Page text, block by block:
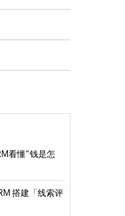
看懂“钱是怎
搭建「线索评